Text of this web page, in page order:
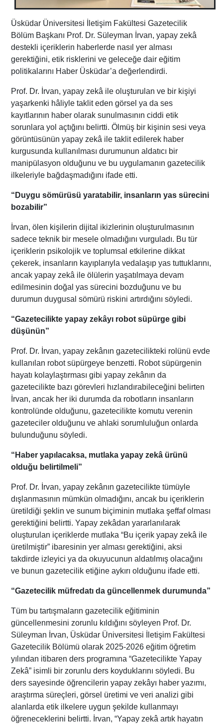
Üsküdar Üniversitesi İletişim Fakültesi Gazetecilik
Bölüm Başkanı Prof. Dr. Süleyman İrvan, yapay zekâ
destekli içeriklerin haberlerde nasıl yer alması
gerektiğini, etik risklerini ve geleceğe dair eğitim
politikalarını Haber Üsküdar’a değerlendirdi.
Prof. Dr. İrvan, yapay zekâ ile oluşturulan ve bir kişiyi
yaşarkenki hâliyle taklit eden görsel ya da ses
kayıtlarının haber olarak sunulmasının ciddi etik
sorunlara yol açtığını belirtti. Ölmüş bir kişinin sesi veya
görüntüsünün yapay zekâ ile taklit edilerek haber
kurgusunda kullanılması durumunun aldatıcı bir
manipülasyon olduğunu ve bu uygulamanın gazetecilik
ilkeleriyle bağdaşmadığını ifade etti.
“Duygu sömürüsü yaratabilir, insanların yas sürecini
bozabilir”
İrvan, ölen kişilerin dijital ikizlerinin oluşturulmasının
sadece teknik bir mesele olmadığını vurguladı. Bu tür
içeriklerin psikolojik ve toplumsal etkilerine dikkat
çekerek, insanların kayıplarıyla vedalaşıp yas tuttuklarını,
ancak yapay zekâ ile ölülerin yaşatılmaya devam
edilmesinin doğal yas sürecini bozduğunu ve bu
durumun duygusal sömürü riskini artırdığını söyledi.
“Gazetecilikte yapay zekâyı robot süpürge gibi
düşünün”
Prof. Dr. İrvan, yapay zekânın gazetecilikteki rolünü evde
kullanılan robot süpürgeye benzetti. Robot süpürgenin
hayatı kolaylaştırması gibi yapay zekânın da
gazetecilikte bazı görevleri hızlandırabileceğini belirten
İrvan, ancak her iki durumda da robotların insanların
kontrolünde olduğunu, gazetecilikte komutu verenin
gazeteciler olduğunu ve ahlaki sorumluluğun onlarda
bulunduğunu söyledi.
“Haber yapılacaksa, mutlaka yapay zekâ ürünü
olduğu belirtilmeli”
Prof. Dr. İrvan, yapay zekânın gazetecilikte tümüyle
dışlanmasının mümkün olmadığını, ancak bu içeriklerin
üretildiği şeklin ve sunum biçiminin mutlaka şeffaf olması
gerektiğini belirtti. Yapay zekâdan yararlanılarak
oluşturulan içeriklerde mutlaka “Bu içerik yapay zekâ ile
üretilmiştir” ibaresinin yer alması gerektiğini, aksi
takdirde izleyici ya da okuyucunun aldatılmış olacağını
ve bunun gazetecilik etiğine aykırı olduğunu ifade etti.
“Gazetecilik müfredatı da güncellenmek durumunda”
Tüm bu tartışmaların gazetecilik eğitiminin
güncellenmesini zorunlu kıldığını söyleyen Prof. Dr.
Süleyman İrvan, Üsküdar Üniversitesi İletişim Fakültesi
Gazetecilik Bölümü olarak 2025-2026 eğitim öğretim
yılından itibaren ders programına “Gazetecilikte Yapay
Zekâ” isimli bir zorunlu ders koyduklarını söyledi. Bu
ders sayesinde öğrencilerin yapay zekâyı haber yazımı,
araştırma süreçleri, görsel üretimi ve veri analizi gibi
alanlarda etik ilkelere uygun şekilde kullanmayı
öğreneceklerini belirtti. İrvan, “Yapay zekâ artık hayatın